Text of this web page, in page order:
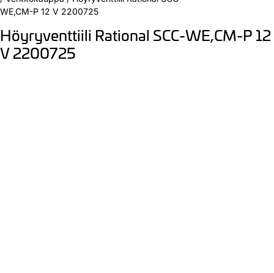
WE,CM-P 12 V 2200725
Höyryventtiili Rational SCC-WE,CM-P 12
V 2200725